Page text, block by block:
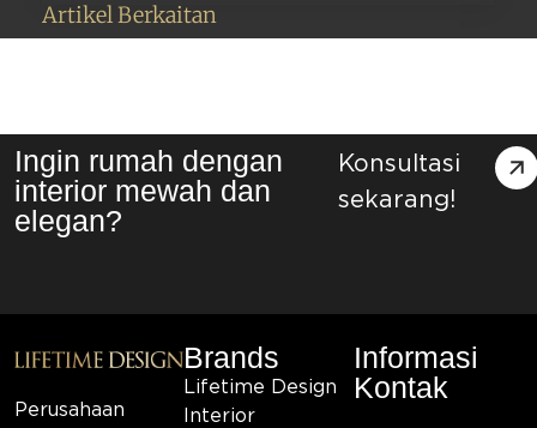
Artikel Berkaitan
Ingin rumah dengan
interior mewah dan
elegan?
Konsultasi
sekarang!
Perusahaan
Brands
Lifetime Design
Interior
Informasi
Kontak